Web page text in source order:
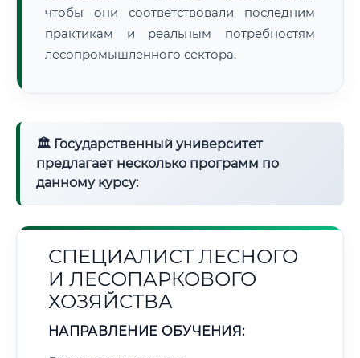
чтобы они соответствовали последним
практикам и реальным потребностям
лесопромышленного сектора.
🏛 Государственный университет
предлагает несколько программ по
данному курсу:
СПЕЦИАЛИСТ ЛЕСНОГО
И ЛЕСОПАРКОВОГО
ХОЗЯЙСТВА
НАПРАВЛЕНИЕ ОБУЧЕНИЯ: